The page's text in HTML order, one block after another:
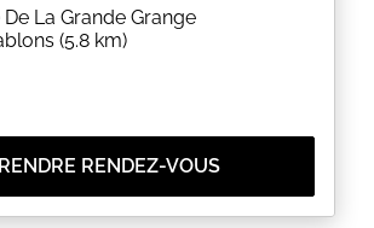
La Grande Grange
(5.8 km)
RENDEZ-VOUS